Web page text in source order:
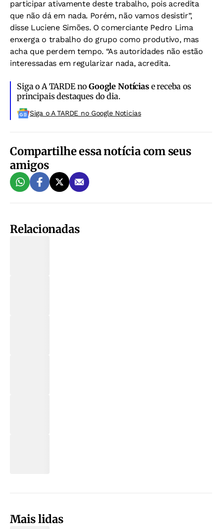
participar ativamente deste trabalho, pois acredita
que não dá em nada. Porém, não vamos desistir”,
disse Luciene Simões. O comerciante Pedro Lima
enxerga o trabalho do grupo como produtivo, mas
acha que perdem tempo. “As autoridades não estão
interessadas em regularizar nada, acredita.
Siga o A TARDE noGoogle Notíciase receba os
principais destaques do dia.
Siga o A TARDE no Google Noticias
Compartilhe essa notícia com seus
amigos
Relacionadas
Mais lidas